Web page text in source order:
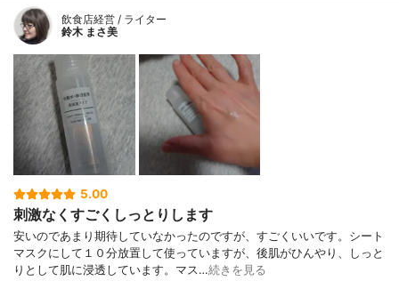
飲食店経営 / ライター
鈴木 まさ美
5.00
刺激なくすごくしっとりします
安いのであまり期待していなかったのですが、すごくいいです。シート
マスクにして１０分放置して使っていますが、後肌がひんやり、しっと
りとして肌に浸透しています。マス…続きを見る